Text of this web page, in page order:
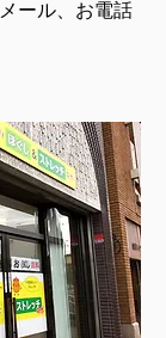
​メール、 お電話